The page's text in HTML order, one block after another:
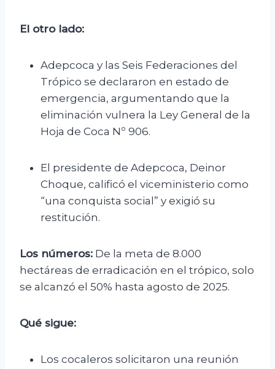
El otro lado:
Adepcoca y las Seis Federaciones del
Trópico se declararon en estado de
emergencia, argumentando que la
eliminación vulnera la Ley General de la
Hoja de Coca Nº 906.
El presidente de Adepcoca, Deinor
Choque, calificó el viceministerio como
“una conquista social” y exigió su
restitución.
Los números: De la meta de 8.000
hectáreas de erradicación en el trópico, solo
se alcanzó el 50% hasta agosto de 2025.
Qué sigue:
Los cocaleros solicitaron una reunión